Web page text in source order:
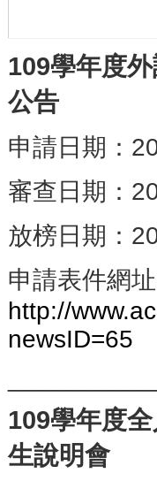
109學年度
公告
申請日期：
審查日期：
放榜日期：
申請表件網
http://
newsID=65
109學年度
生說明會